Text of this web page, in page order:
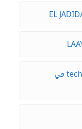
وظيفة technicien camera surveillance في